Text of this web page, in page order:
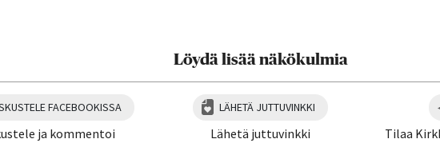
Löydä lisää näkökulmia
FACEBOOKISSA
ja kommentoi
LÄHETÄ JUTTUVINKKI
Lähetä juttuvinkki
Tilaa